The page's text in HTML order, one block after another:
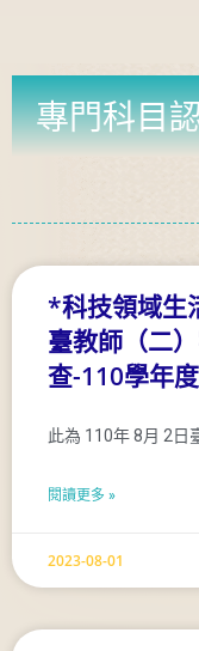
專門科目
*科技領域生
臺教師（二
查-110學年度
此為 110年 8月 2日
閱讀更多 »
2023-08-01